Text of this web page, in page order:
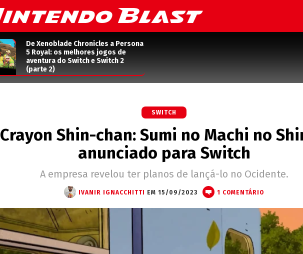
De Xenoblade Chronicles a Persona
5 Royal: os melhores jogos de
aventura do Switch e Switch 2
(parte 2)
SWITCH
Crayon Shin-chan: Sumi no Machi no
anunciado para Switch
A empresa revelou ter planos de lançá-lo no Ocidente.
IVANIR IGNACCHITTI EM 15/09/2023 1 COMENTÁRIO